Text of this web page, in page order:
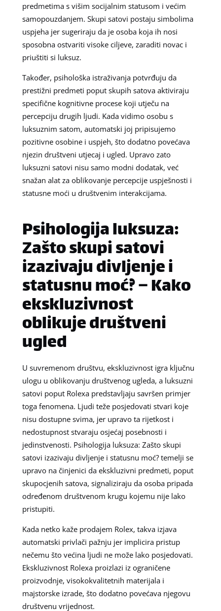
predmetima s višim socijalnim statusom i većim
samopouzdanjem. Skupi satovi postaju simbolima
uspjeha jer sugeriraju da je osoba koja ih nosi
sposobna ostvariti visoke ciljeve, zaraditi novac i
priuštiti si luksuz.
Također, psihološka istraživanja potvrđuju da
prestižni predmeti poput skupih satova aktiviraju
specifične kognitivne procese koji utječu na
percepciju drugih ljudi. Kada vidimo osobu s
luksuznim satom, automatski joj pripisujemo
pozitivne osobine i uspjeh, što dodatno povećava
njezin društveni utjecaj i ugled. Upravo zato
luksuzni satovi nisu samo modni dodatak, već
snažan alat za oblikovanje percepcije uspješnosti i
statusne moći u društvenim interakcijama.
Psihologija luksuza:
Zašto skupi satovi
izazivaju divljenje i
statusnu moć? – Kako
ekskluzivnost
oblikuje društveni
ugled
U suvremenom društvu, ekskluzivnost igra ključnu
ulogu u oblikovanju društvenog ugleda, a luksuzni
satovi poput Rolexa predstavljaju savršen primjer
toga fenomena. Ljudi teže posjedovati stvari koje
nisu dostupne svima, jer upravo ta rijetkost i
nedostupnost stvaraju osjećaj posebnosti i
jedinstvenosti. Psihologija luksuza: Zašto skupi
satovi izazivaju divljenje i statusnu moć? temelji se
upravo na činjenici da ekskluzivni predmeti, poput
skupocjenih satova, signaliziraju da osoba pripada
određenom društvenom krugu kojemu nije lako
pristupiti.
Kada netko kaže prodajem Rolex, takva izjava
automatski privlači pažnju jer implicira pristup
nečemu što većina ljudi ne može lako posjedovati.
Ekskluzivnost Rolexa proizlazi iz ograničene
proizvodnje, visokokvalitetnih materijala i
majstorske izrade, što dodatno povećava njegovu
društvenu vrijednost.